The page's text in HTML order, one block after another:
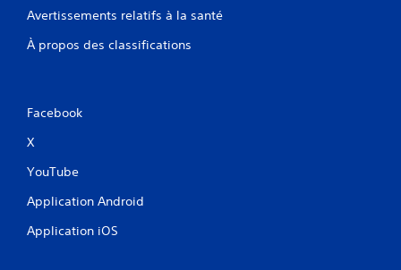
Avertissements relatifs à la santé
À propos des classifications
Facebook
X
YouTube
Application Android
Application iOS